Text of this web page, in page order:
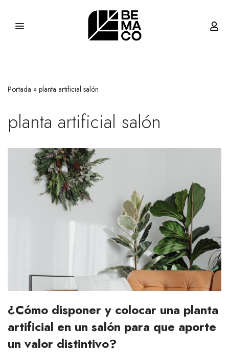
Saltar
Portada » planta artificial salón
planta artificial salón
¿Cómo disponer y colocar una planta
artificial en un salón para que aporte
un valor distintivo?